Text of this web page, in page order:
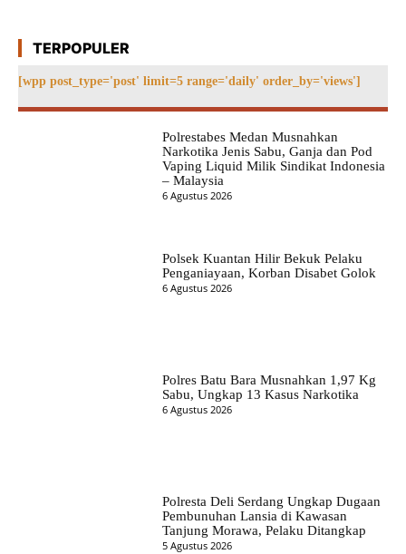
TERPOPULER
[wpp post_type='post' limit=5 range='daily' order_by='views']
Polrestabes Medan Musnahkan
Narkotika Jenis Sabu, Ganja dan Pod
Vaping Liquid Milik Sindikat Indonesia
– Malaysia
6 Agustus 2026
Polsek Kuantan Hilir Bekuk Pelaku
Penganiayaan, Korban Disabet Golok
6 Agustus 2026
Polres Batu Bara Musnahkan 1,97 Kg
Sabu, Ungkap 13 Kasus Narkotika
6 Agustus 2026
Polresta Deli Serdang Ungkap Dugaan
Pembunuhan Lansia di Kawasan
Tanjung Morawa, Pelaku Ditangkap
5 Agustus 2026